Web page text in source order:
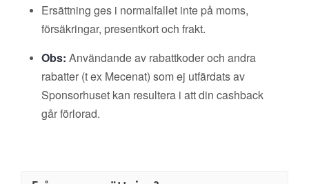
Ersättning ges i normalfallet inte på moms,
försäkringar, presentkort och frakt.
Obs: Användande av rabattkoder och andra
rabatter (t ex Mecenat) som ej utfärdats av
Sponsorhuset kan resultera i att din cashback
går förlorad.